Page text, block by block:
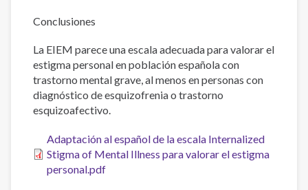
Conclusiones
La EIEM parece una escala adecuada para valorar el
estigma personal en población española con
trastorno mental grave, al menos en personas con
diagnóstico de esquizofrenia o trastorno
esquizoafectivo.
Adaptación al español de la escala Internalized
Stigma of Mental Illness para valorar el estigma
personal.pdf